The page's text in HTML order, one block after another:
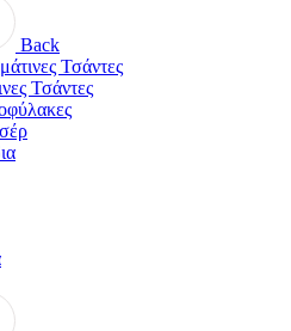
Back
Τσάντες
Τσάντες